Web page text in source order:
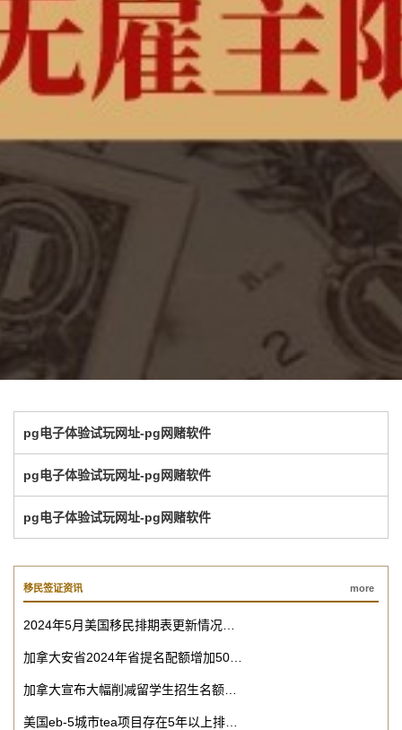
pg电子体验试玩网址-pg网赌软件
pg电子体验试玩网址-pg网赌软件
pg电子体验试玩网址-pg网赌软件
移民签证资讯 more
2024年5月美国移民排期表更新情况…
加拿大安省2024年省提名配额增加50…
加拿大宣布大幅削减留学生招生名额…
美国eb-5城市tea项目存在5年以上排…